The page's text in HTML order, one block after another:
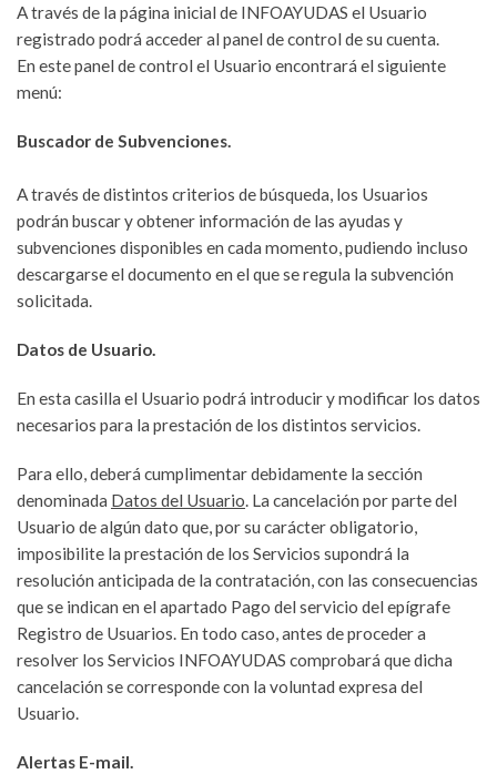
A través de la página inicial de INFOAYUDAS el Usuario
registrado podrá acceder al panel de control de su cuenta.
En este panel de control el Usuario encontrará el siguiente
menú:
Buscador de Subvenciones.
A través de distintos criterios de búsqueda, los Usuarios
podrán buscar y obtener información de las ayudas y
subvenciones disponibles en cada momento, pudiendo incluso
descargarse el documento en el que se regula la subvención
solicitada.
Datos de Usuario.
En esta casilla el Usuario podrá introducir y modificar los datos
necesarios para la prestación de los distintos servicios.
Para ello, deberá cumplimentar debidamente la sección
denominada Datos del Usuario . La cancelación por parte del
Usuario de algún dato que, por su carácter obligatorio,
imposibilite la prestación de los Servicios supondrá la
resolución anticipada de la contratación, con las consecuencias
que se indican en el apartado Pago del servicio del epígrafe
Registro de Usuarios. En todo caso, antes de proceder a
resolver los Servicios INFOAYUDAS comprobará que dicha
cancelación se corresponde con la voluntad expresa del
Usuario.
Alertas E-mail.